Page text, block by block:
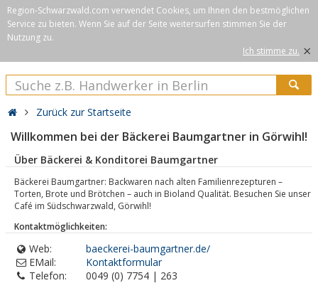
Region-Schwarzwald.com verwendet Cookies, um Ihnen den bestmöglichen
Service zu bieten. Wenn Sie auf der Seite weitersurfen stimmen Sie der
Nutzung zu.
Ich stimme zu. ×
Zurück zur Startseite
Willkommen bei der Bäckerei Baumgartner in Görwihl!
Über Bäckerei & Konditorei Baumgartner
Bäckerei Baumgartner: Backwaren nach alten Familienrezepturen –
Torten, Brote und Brötchen – auch in Bioland Qualität. Besuchen Sie unser
Café im Südschwarzwald, Görwihl!
Kontaktmöglichkeiten:
Web:
baeckerei-baumgartner.de/
EMail:
Kontaktformular
Telefon:
0049 (0) 7754 | 263